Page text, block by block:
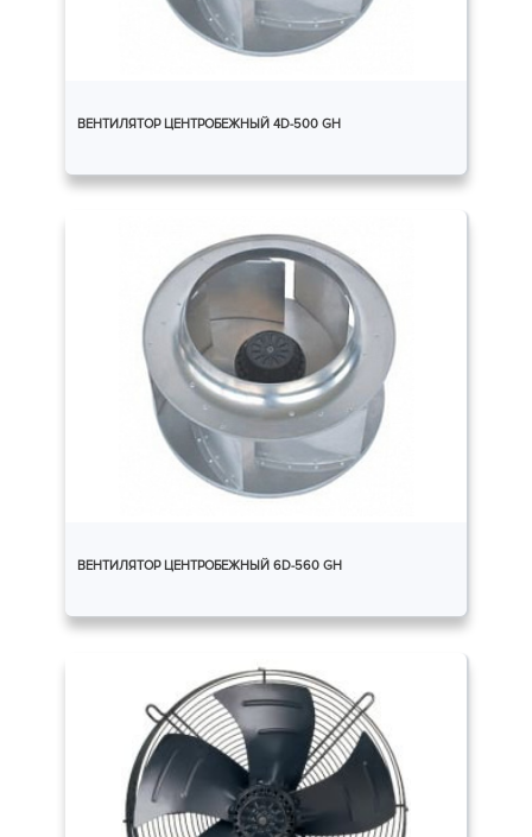
ВЕНТИЛЯТОР ЦЕНТРОБЕЖНЫЙ 4D-500 GH
ВЕНТИЛЯТОР ЦЕНТРОБЕЖНЫЙ 6D-560 GH